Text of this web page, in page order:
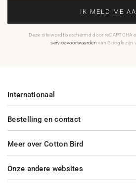
IK MELD ME
Deze site wordt beschermd door reCAPTCHA
servicevoorwaarden van Google zijn
Bestelling en contact
Meer over Cotton Bird
Internationaal
Onze andere websites